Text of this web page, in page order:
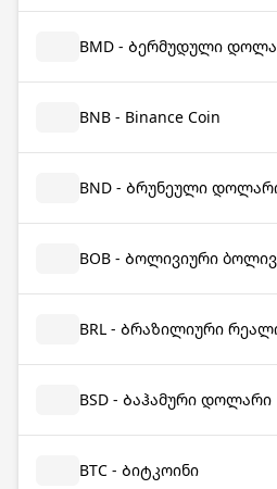
BMD - Ბერმუდული
BNB - Binance Coin
BND - Ბრუნეული
BOB - Ბოლივიური
BRL - Ბრაზილიური
BSD - Ბაჰამური დოლარი
BTC - Ბიტკოინი